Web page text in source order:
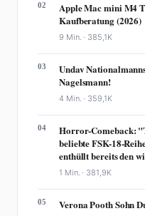
02
Apple Mac mini M4
Kaufberatung (2026)
9 Min. · 385,1K
03
Undav
Nagelsmann!
4 Min. · 359,1K
04
Horror-Comeback:
beliebte FSK-18-
enthüllt bereits den
1 Min. · 381,9K
05 Verona Pooth Sohn